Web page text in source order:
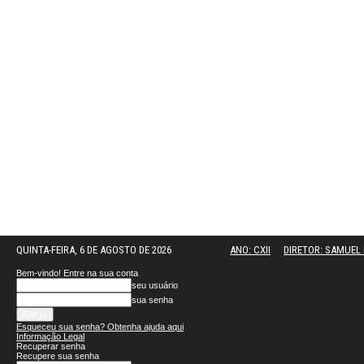
QUINTA-FEIRA, 6 DE AGOSTO DE 2026 ANO: CXII DIRETOR:
Bem-vindo! Entre na sua conta
seu usuário
sua senha
Esqueceu sua senha? Obtenha ajuda aqui
Informação Legal
Recuperar senha
Recupere sua senha